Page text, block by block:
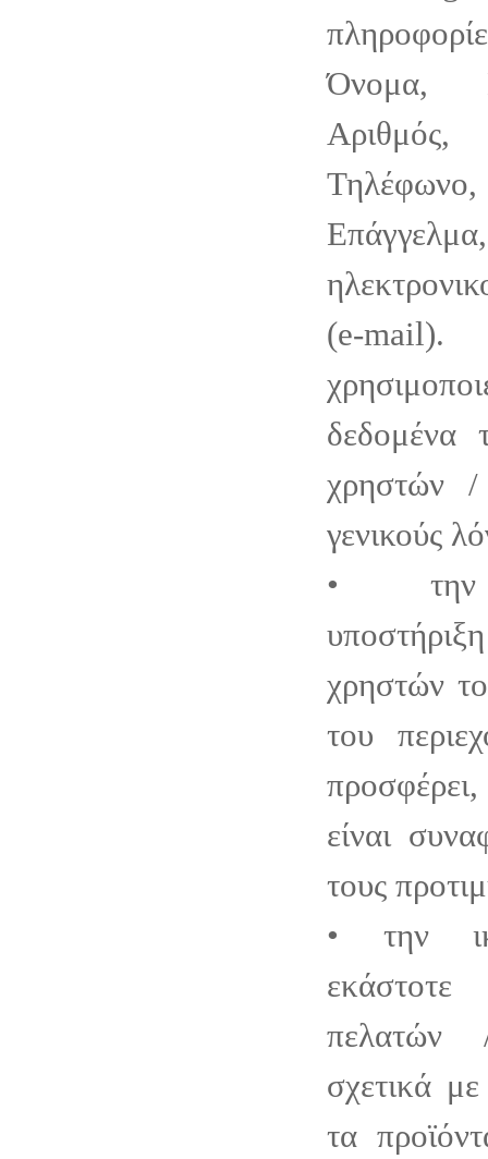
Όνομα,
(e-
δεδομένα
χρηστών /
γενικούς
• την
χρηστών
του
είναι
τους
• την
σχετικά
τα